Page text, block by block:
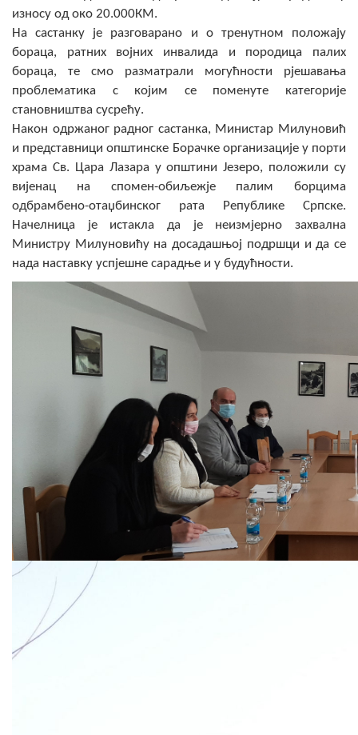
COVID 19
Геоистраживања
ПРИВРЕДА
Пољопривреда
Туризам
Спорт
ЦИВИЛНА ЗАШТИТА
КОНТАКТ
износу од око 20.000КМ.
На састанку је разговарано и о тренутном положају
бораца, ратних војних инвалида и породица палих
бораца, те смо разматрали могућности рјешавања
проблематика с којим се поменуте категорије
становништва сусрећу.
Након одржаног радног састанка, Министар Милуновић
и представници општинске Борачке организације у порти
храма Св. Цара Лазара у општини Језеро, положили су
вијенац на спомен-обиљежје палим борцима
одбрамбено-отаџбинског рата Републике Српске.
Начелница је истакла да је неизмјерно захвална
Министру Милуновићу на досадашњој подршци и да се
нада наставку успјешне сарадње и у будућности.